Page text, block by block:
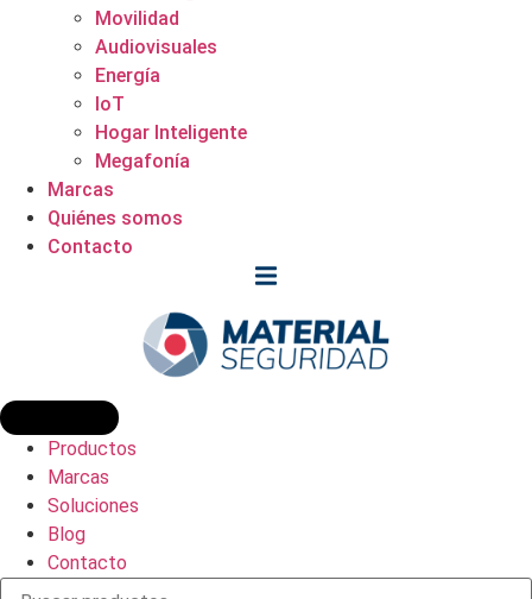
Movilidad
Audiovisuales
Energía
IoT
Hogar Inteligente
Megafonía
Marcas
Quiénes somos
Contacto
Productos
Marcas
Soluciones
Blog
Contacto
Búsqueda